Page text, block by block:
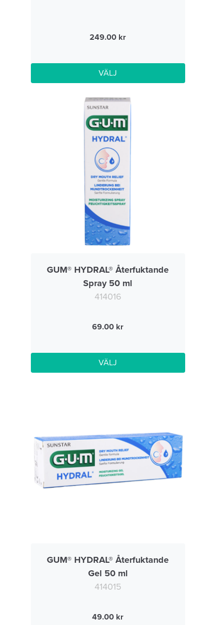
249.00
VÄLJ
GUM® HYDRAL® Återfuktande
Spray 50 ml
414016
69.00
VÄLJ
GUM® HYDRAL® Återfuktande
Gel 50 ml
414015
49.00